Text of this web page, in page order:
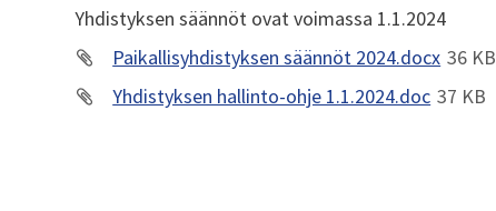
Yhdistyksen säännöt ovat voimassa 1.1.2024
Paikallisyhdistyksen säännöt 2024.docx 36 KB
Yhdistyksen hallinto-ohje 1.1.2024.doc 37 KB